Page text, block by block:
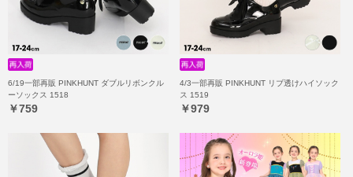
6/19一部再販 PINKHUNT ダブルリボンクル
ーソックス 1518
￥759
4/3一部再販 PINKHUNT リブ透けハイソック
ス 1519
￥979